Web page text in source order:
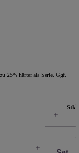
25% härter als Serie. Ggf.
Stk